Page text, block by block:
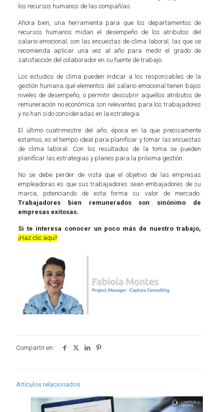
los recursos humanos de las compañías.
Ahora bien, una herramienta para que los departamentos de
recursos humanos midan el desempeño de los atributos del
salario emocional, son las encuestas de clima laboral, las que se
recomienda aplicar una vez al año para medir el grado de
satisfacción del colaborador en su fuente de trabajo.
Los estudios de clima pueden indicar a los responsables de la
gestión humana qué elementos del salario emocional tienen bajos
niveles de desempeño, o permitir descubrir aquellos atributos de
remuneración no económica son relevantes para los trabajadores
y no han sido consideradas en la estrategia.
El último cuatrimestre del año, época en la que precisamente
estamos, es el tiempo ideal para planificar y tomar las encuestas
de clima laboral. Con los resultados de la toma se pueden
planificar las estrategias y planes para la próxima gestión.
No se debe perder de vista que el objetivo de las empresas
empleadoras es que sus trabajadores sean embajadores de su
marca, potenciando de esta forma su valor de mercado.
Trabajadores bien remunerados son sinónimo de
empresas exitosas.
Si te interesa conocer un poco más de nuestro trabajo,
¡Haz clic aquí!
Compartir en:
Artículos relacionados